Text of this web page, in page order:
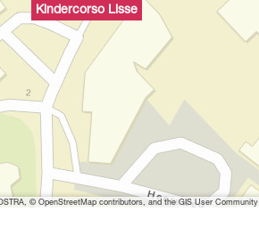
Kindercorso Lisse
© OpenStreetMap contributors, and the GIS User Community